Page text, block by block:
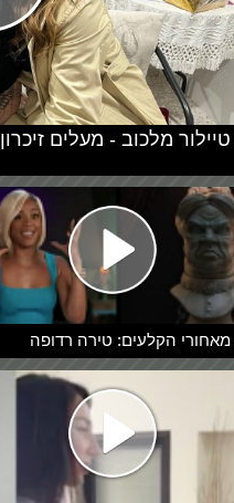
מאחורי הקלעים: טירה רדופה
טיילור מלכוב - מעלים זיכרון